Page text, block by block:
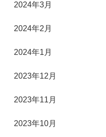
2024年3月
2024年2月
2024年1月
2023年12月
2023年11月
2023年10月